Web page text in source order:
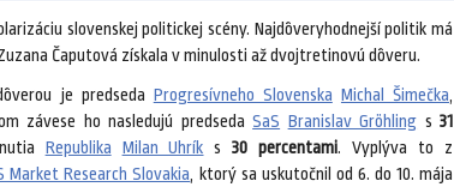
slovenskej politickej scény. Najdôveryhodnejší politik má
Čaputová získala v minulosti až dvojtretinovú dôveru.
je predseda Progresívneho Slovenska Michal Šimečka,
závese ho nasledujú predsedaSaS Branislav Gröhling s31
Republika Milan Uhrík s30 percentami. Vyplýva to z
Market Research Slovakia, ktorý sa uskutočnil od 6. do 10. mája